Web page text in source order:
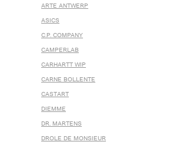
ARTE ANTWERP
ASICS
C.P. COMPANY
CAMPERLAB
CARHARTT WIP
CARNE BOLLENTE
CASTART
DIEMME
DR. MARTENS
DROLE DE MONSIEUR